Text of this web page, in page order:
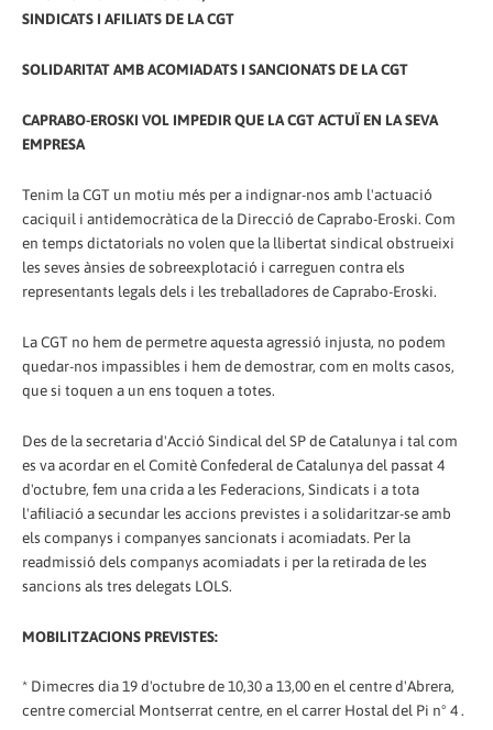
SINDICATS I AFILIATS DE LA CGT
SOLIDARITAT AMB ACOMIADATS I SANCIONATS DE LA CGT
CAPRABO-EROSKI VOL IMPEDIR QUE LA CGT ACTUÏ EN LA SEVA
EMPRESA
Tenim la CGT un motiu més per a indignar-nos amb l'actuació
caciquil i antidemocràtica de la Direcció de Caprabo-Eroski. Com
en temps dictatorials no volen que la llibertat sindical obstrueixi
les seves ànsies de sobreexplotació i carreguen contra els
representants legals dels i les treballadores de Caprabo-Eroski.
La CGT no hem de permetre aquesta agressió injusta, no podem
quedar-nos impassibles i hem de demostrar, com en molts casos,
que si toquen a un ens toquen a totes.
Des de la secretaria d'Acció Sindical del SP de Catalunya i tal com
es va acordar en el Comitè Confederal de Catalunya del passat 4
d'octubre, fem una crida a les Federacions, Sindicats i a tota
l'afiliació a secundar les accions previstes i a solidaritzar-se amb
els companys i companyes sancionats i acomiadats. Per la
readmissió dels companys acomiadats i per la retirada de les
sancions als tres delegats LOLS.
MOBILITZACIONS PREVISTES:
* Dimecres dia 19 d'octubre de 10,30 a 13,00 en el centre d'Abrera,
centre comercial Montserrat centre, en el carrer Hostal del Pi nº 4 .